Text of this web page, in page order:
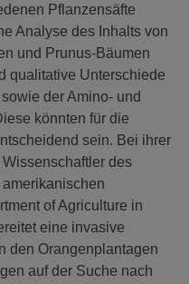
Pflanzensäfte
Analyse des Inhalts von
und Prunus-Bäumen
qualitative Unterschiede
der Amino- und
könnten für die
sein. Bei ihrer
des
of Agriculture in
eine invasive
den Orangenplantagen
auf der Suche nach